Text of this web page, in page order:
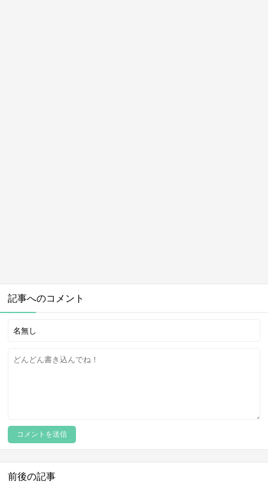
記事へのコメント
前後の記事